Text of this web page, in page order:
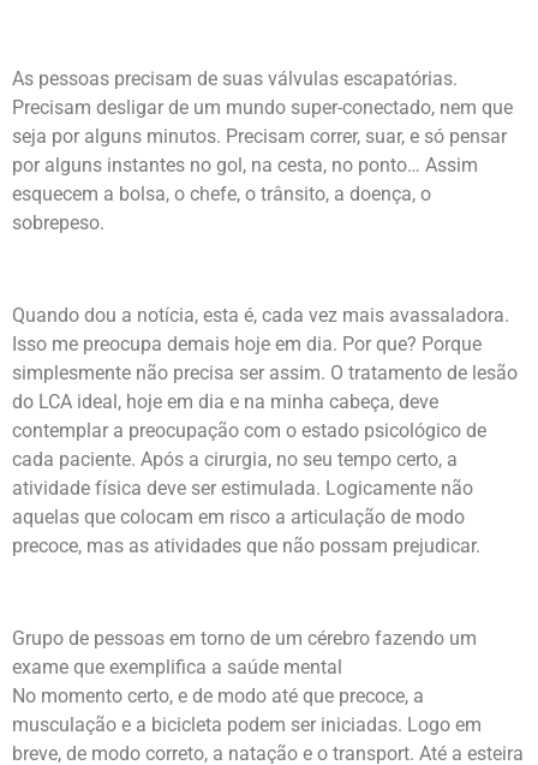
As pessoas precisam de suas válvulas escapatórias.
Precisam desligar de um mundo super-conectado, nem que
seja por alguns minutos. Precisam correr, suar, e só pensar
por alguns instantes no gol, na cesta, no ponto… Assim
esquecem a bolsa, o chefe, o trânsito, a doença, o
sobrepeso.
Quando dou a notícia, esta é, cada vez mais avassaladora.
Isso me preocupa demais hoje em dia. Por que? Porque
simplesmente não precisa ser assim. O tratamento de lesão
do LCA ideal, hoje em dia e na minha cabeça, deve
contemplar a preocupação com o estado psicológico de
cada paciente. Após a cirurgia, no seu tempo certo, a
atividade física deve ser estimulada. Logicamente não
aquelas que colocam em risco a articulação de modo
precoce, mas as atividades que não possam prejudicar.
Grupo de pessoas em torno de um cérebro fazendo um
exame que exemplifica a saúde mental
No momento certo, e de modo até que precoce, a
musculação e a bicicleta podem ser iniciadas. Logo em
breve, de modo correto, a natação e o transport. Até a esteira